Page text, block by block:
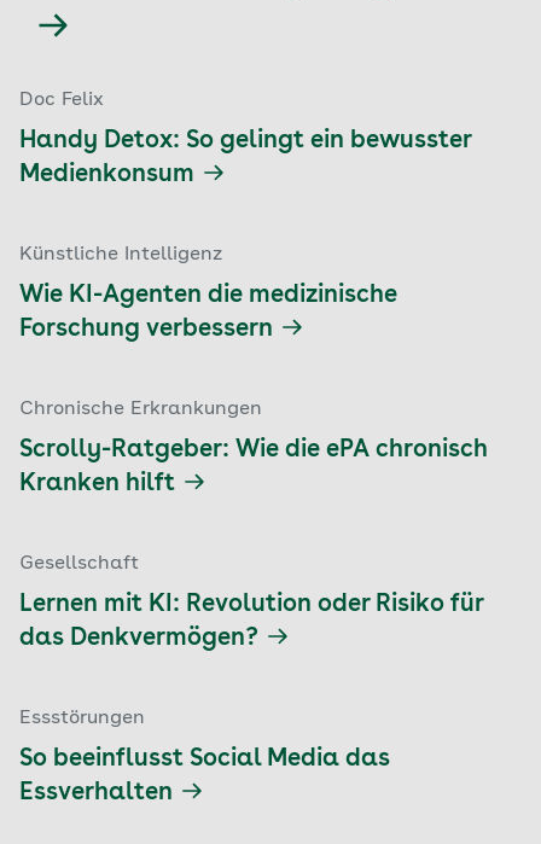
Doc Felix
Handy Detox: So gelingt ein bewusster
Medienkonsum
Künstliche Intelligenz
Wie KI-Agenten die medizinische
Forschung verbessern
Chronische Erkrankungen
Scrolly-Ratgeber: Wie die ePA chronisch
Kranken hilft
Gesellschaft
Lernen mit KI: Revolution oder Risiko für
das Denkvermögen?
Essstörungen
So beeinflusst Social Media das
Essverhalten